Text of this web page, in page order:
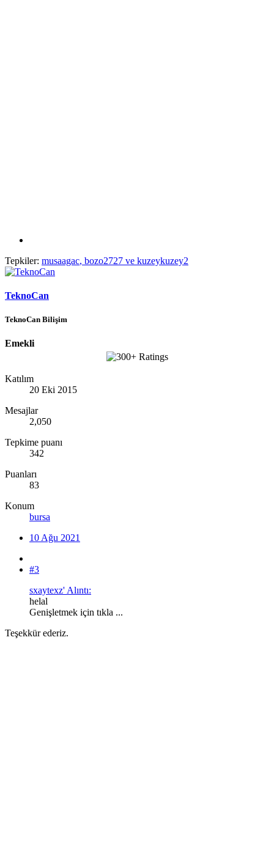
Tepkiler: musaagac, bozo2727 ve kuzeykuzey2
TeknoCan
TeknoCan Bilişim
Emekli
Katılım
20 Eki 2015
Mesajlar
2,050
Tepkime puanı
342
Puanları
83
Konum
bursa
10 Ağu 2021
#3
sxaytexz' Alıntı:
helal
Genişletmek için tıkla ...
Teşekkür ederiz.